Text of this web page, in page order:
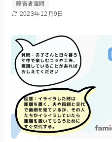
障害者週間
2023年12月9日